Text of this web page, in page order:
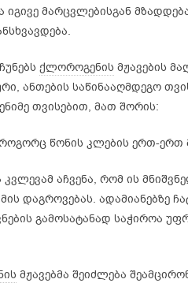
მარცვლებისგან
ქლოროგენის მჟავების
ანთების საწინააღმდეგო
თვისებით, მათ შორის:
როგორც წონის კლების ერთ-
აჩვენა, რომ ის
დაგროვებას. ადამიანებზე
გამოსატანად საჭიროა
მჟავებმა შეიძლება